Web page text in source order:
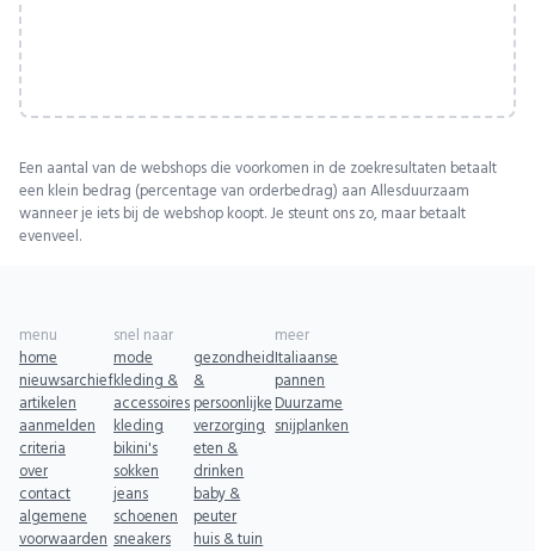
Een aantal van de webshops die voorkomen in de zoekresultaten betaalt
een klein bedrag (percentage van orderbedrag) aan Allesduurzaam
wanneer je iets bij de webshop koopt. Je steunt ons zo, maar betaalt
evenveel.
menu
home
nieuwsarchief
artikelen
aanmelden
criteria
over
contact
algemene
voorwaarden
snel naar
mode
kleding &
accessoires
kleding
bikini's
sokken
jeans
schoenen
sneakers
gezondheid
&
persoonlijke
verzorging
eten &
drinken
baby &
peuter
huis & tuin
meer
Italiaanse
pannen
Duurzame
snijplanken